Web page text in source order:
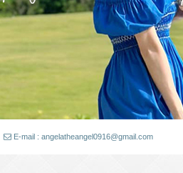
E-mail : angelatheangel0916@gmail.com